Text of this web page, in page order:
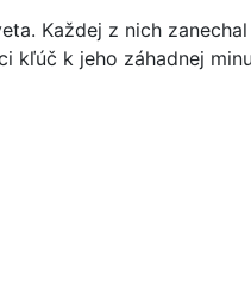
Každej z nich
k jeho záhadnej